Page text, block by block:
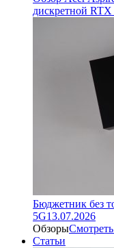
дискретной
Бюджетник без
5G13.07.2026
Обзоры
Статьи